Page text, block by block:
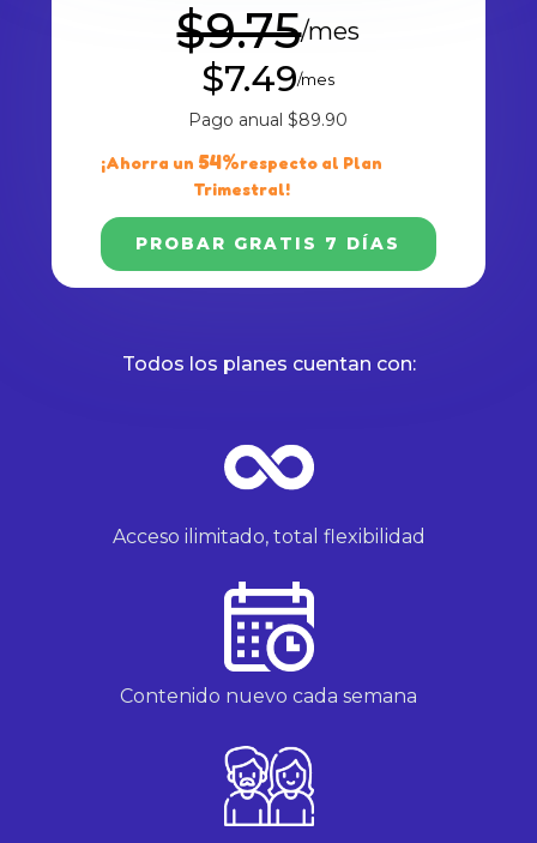
$9.75/mes
$7.49/mes
Pago anual$89.90
¡Ahorra un 54%respecto al Plan
Trimestral!
PROBAR GRATIS 7 DÍAS
Todos los planes cuentan con:
Acceso ilimitado, total flexibilidad
Contenido nuevo cada semana